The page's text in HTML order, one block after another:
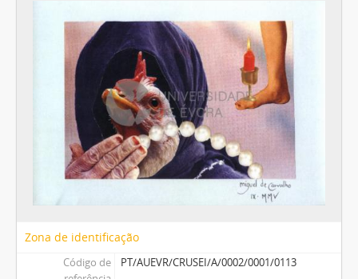
Zona de identificação
Código de
PT/AUEVR/CRUSEI/A/0002/0001/0113